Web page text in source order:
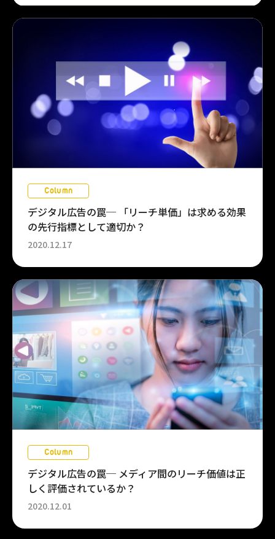
Column
デジタル広告の罠─ 「リーチ単価」は求める効果
の先行指標として適切か？
2020.12.17
Column
デジタル広告の罠─ メディア間のリーチ価値は正
しく評価されているか？
2020.12.01